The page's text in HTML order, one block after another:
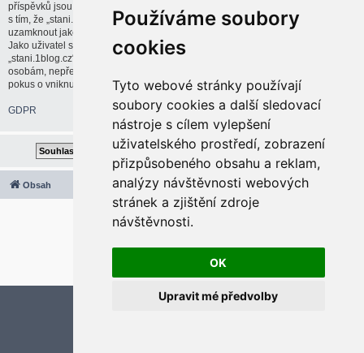
Používáme soubory
cookies
Tyto webové stránky používají
soubory cookies a další sledovací
nástroje s cílem vylepšení
uživatelského prostředí, zobrazení
přizpůsobeného obsahu a reklam,
analýzy návštěvnosti webových
stránek a zjištění zdroje
návštěvnosti.
OK
Upravit mé předvolby
příspěvků jsou ukládány pro případné uplatnění těchto opatření. Souhlasíte
s tím, že „stani.1blog.cz“ má právo odstranit, upravit, přesunout nebo
uzamknout jakékoliv téma nebo příspěvek, pokud to bude považovat za nutné.
Jako uživatel souhlasíte se všemi údaji uloženými v databázi. Přestože
„stani.1blog.cz“ ani phpBB neposkytne tyto informace třetí straně nebo cizím
osobám, nepřebírá „stani.1blog.cz“ ani phpBB zodpovědnost za jakýkoliv
pokus o vniknutí do systému, který by mohl vést ke kompromitaci těchto dat.
GDPR
Obsah Všechny časy jsou v
2020 © ASTRA - CZ s.r.o.
Založeno naphpBB® Forum Software © phpBB Limited
phpBB SEO
Podmínky